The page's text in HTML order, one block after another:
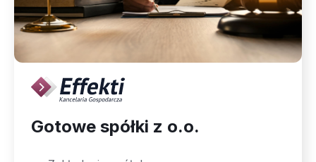
Gotowe spółki z o.o.